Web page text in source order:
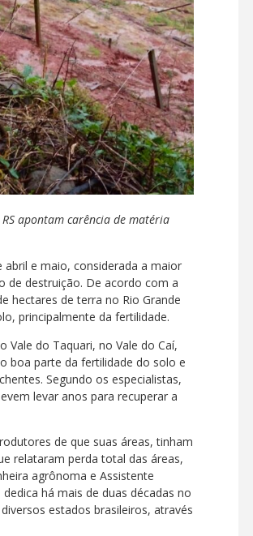
apontam carência de matéria
abril e maio, considerada a maior
de destruição. De acordo com a
hectares de terra no Rio Grande
principalmente da fertilidade.
Vale do Taquari, no Vale do Caí,
boa parte da fertilidade do solo e
Segundo os especialistas,
levar anos para recuperar a
de que suas áreas, tinham
relataram perda total das áreas,
agrônoma e Assistente
há mais de duas décadas no
estados brasileiros, através